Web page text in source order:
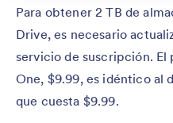
Para obtener 2 TB de
Drive, es necesario
servicio de suscripción. El
One, $9.99, es idéntico al
que cuesta $9.99.